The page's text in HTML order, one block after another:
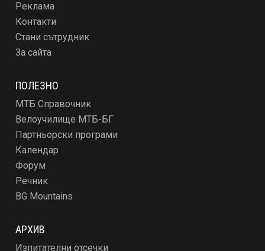
Реклама
Контакти
Стани сътрудник
За сайта
ПОЛЕЗНО
МТБ Справочник
Велоучилище МТБ-БГ
Партньорски програми
Календар
Форум
Речник
BG Mountains
АРХИВ
Изпитателни отсечки